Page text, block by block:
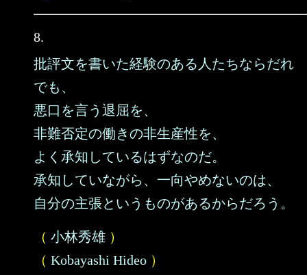
8.
批評文を書いた経験のある人たちならだれ
でも、
悪口を言う退屈を、
非難否定の働きの非生産性を、
よく承知しているはずなのだ。
承知していながら、一向やめないのは、
自分の主張というものがあるからだろう。
（ 小林秀雄 ）
（ Kobayashi Hideo ）